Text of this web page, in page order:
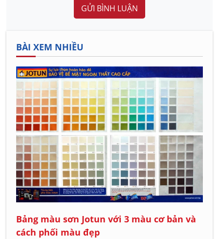
GỬI BÌNH LUẬN
BÀI XEM NHIỀU
Bảng màu sơn Jotun với 3 màu cơ bản và
cách phối màu đẹp